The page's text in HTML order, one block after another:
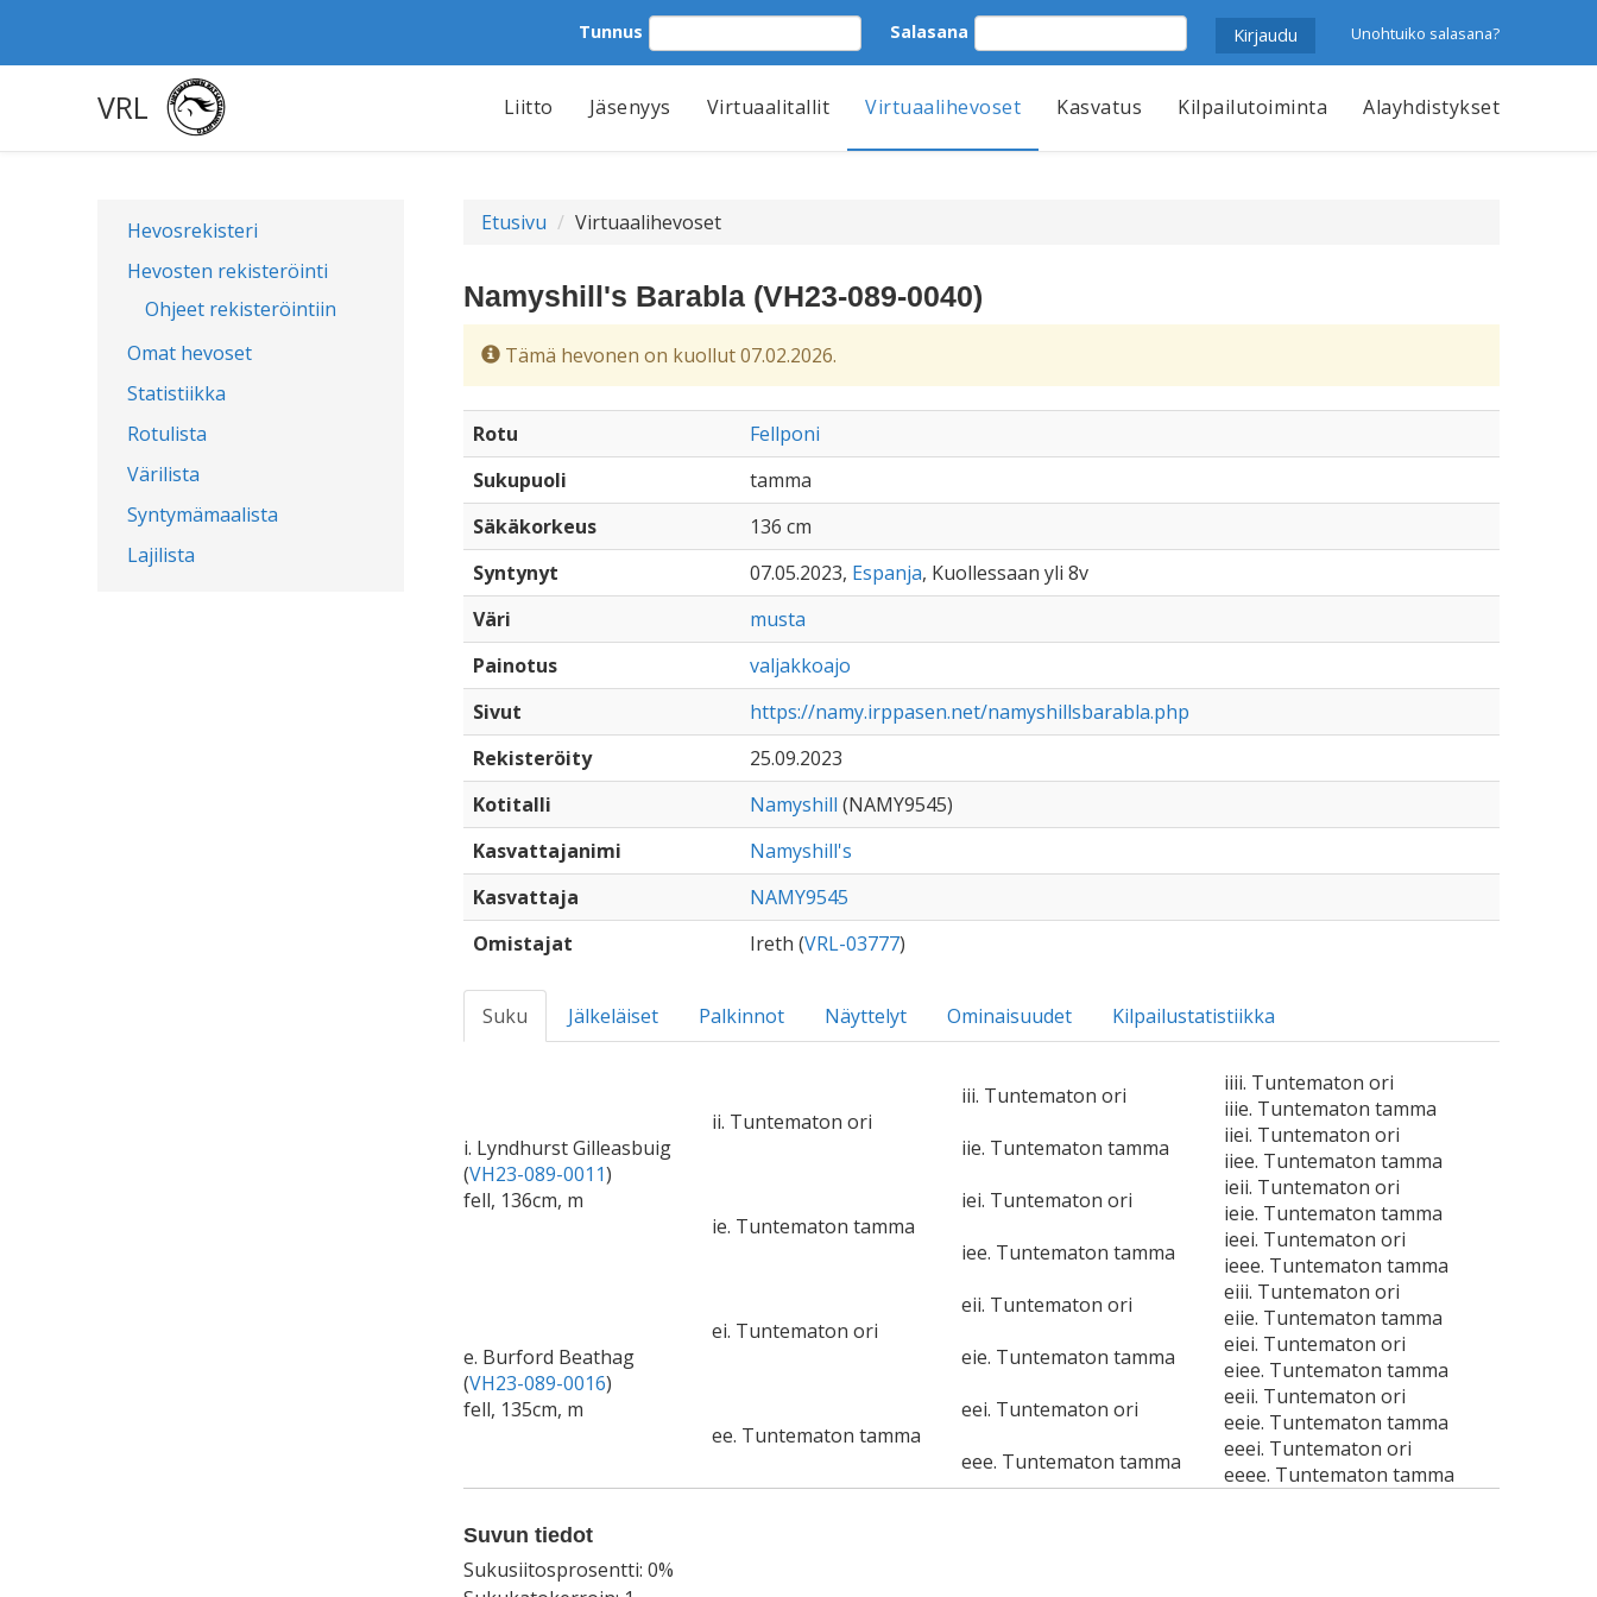
Tunnus Salasana Unohtuiko salasana?
VRL Liitto Jäsenyys Virtuaalitallit Virtuaalihevoset Kasvatus Kilpailutoiminta Alayhdistykset
Hevosrekisteri
Hevosten rekisteröinti
Ohjeet rekisteröintiin
Omat hevoset
Statistiikka
Rotulista
Värilista
Syntymämaalista
Lajilista
Etusivu Virtuaalihevoset
Namyshill's Barabla (VH23-089-0040)
Tämä hevonen on kuollut 07.02.2026.
Rotu
Fellponi
Sukupuoli
tamma
Säkäkorkeus
136 cm
Syntynyt
07.05.2023, Espanja, Kuollessaan yli 8v
Väri
musta
Painotus
valjakkoajo
Sivut
https://namy.irppasen.net/namyshillsbarabla.php
Rekisteröity
25.09.2023
Kotitalli
Namyshill (NAMY9545)
Kasvattajanimi
Namyshill's
Kasvattaja
NAMY9545
Omistajat
Ireth (VRL-03777)
Suku Jälkeläiset Palkinnot Näyttelyt Ominaisuudet Kilpailustatistiikka
i. Lyndhurst Gilleasbuig
(VH23-089-0011)
fell, 136cm, m
ii. Tuntematon ori
iii. Tuntematon ori
iiii. Tuntematon ori
iiie. Tuntematon tamma
iie. Tuntematon tamma
iiei. Tuntematon ori
iiee. Tuntematon tamma
ie. Tuntematon tamma
iei. Tuntematon ori
ieii. Tuntematon ori
ieie. Tuntematon tamma
iee. Tuntematon tamma
ieei. Tuntematon ori
ieee. Tuntematon tamma
e. Burford Beathag
(VH23-089-0016)
fell, 135cm, m
ei. Tuntematon ori
eii. Tuntematon ori
eiii. Tuntematon ori
eiie. Tuntematon tamma
eie. Tuntematon tamma
eiei. Tuntematon ori
eiee. Tuntematon tamma
ee. Tuntematon tamma
eei. Tuntematon ori
eeii. Tuntematon ori
eeie. Tuntematon tamma
eee. Tuntematon tamma
eeei. Tuntematon ori
eeee. Tuntematon tamma
Suvun tiedot
Sukusiitosprosentti: 0%